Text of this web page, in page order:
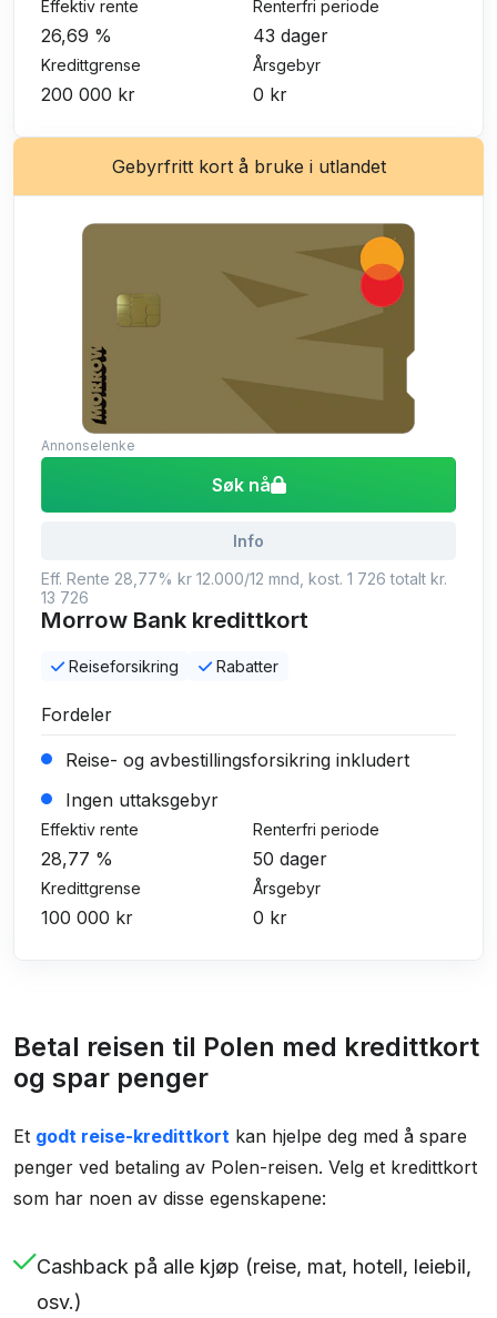
Effektiv rente
26,69 %
Renterfri periode
43 dager
Kredittgrense
200 000 kr
Årsgebyr
0 kr
Gebyrfritt kort å bruke i utlandet
Annonselenke
Søk nå
Info
Eff. Rente 28,77% kr 12.000/12 mnd, kost. 1 726 totalt kr.
13 726
Morrow Bank kredittkort
Reiseforsikring Rabatter
Fordeler
Reise- og avbestillingsforsikring inkludert
Ingen uttaksgebyr
Effektiv rente
28,77 %
Renterfri periode
50 dager
Kredittgrense
100 000 kr
Årsgebyr
0 kr
Betal reisen til Polen med kredittkort
og spar penger
Et godt reise-kredittkort kan hjelpe deg med å spare
penger ved betaling av Polen-reisen. Velg et kredittkort
som har noen av disse egenskapene:
Cashback på alle kjøp (reise, mat, hotell, leiebil,
osv.)